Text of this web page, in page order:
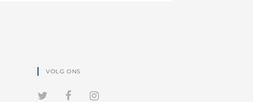
VOLG ONS